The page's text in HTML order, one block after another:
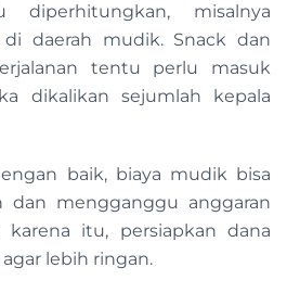
misalnya
di daerah mudik. Snack dan
tentu perlu masuk
dikalikan sejumlah kepala
baik, biaya mudik bisa
dan mengganggu anggaran
karena itu, persiapkan dana
lebih ringan.